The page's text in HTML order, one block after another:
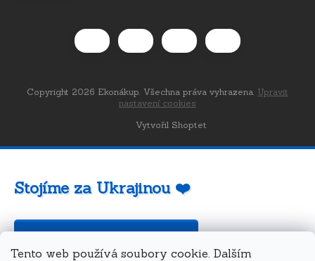
Tento web používá soubory cookie. Dalším
Vytvořil Shoptet
Copyright 2026 Ekonákup. Všechna práva vyhrazena. Upravit
nastavení cookies
Stojíme za Ukrajinou ❤️